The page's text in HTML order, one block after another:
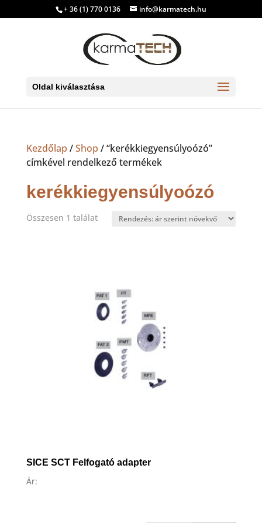
+ 36 (1) 770 0136 info@karmatech.hu
Oldal kiválasztása
Kezdőlap /Shop / “kerékkiegyensúlyoózó”
címkével rendelkező termékek
kerékkiegyensúlyoózó
Összesen 1 találat
SICE SCT Felfogató adapter
Ár: